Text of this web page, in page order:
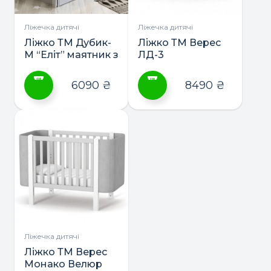
на
сторінці
товару
сторінці
товару
Ліжечка дитячі
Ліжко ТМ Дубик-
М “Еліт” маятник з
має
варіантів.
Параметри
можна
вибрати
сторінці
товару
6090 ₴
Ліжечка дитячі
Ліжко ТМ Верес
ЛД-3
8490 ₴
Ліжечка дитячі
Ліжко ТМ Верес
Монако Велюр